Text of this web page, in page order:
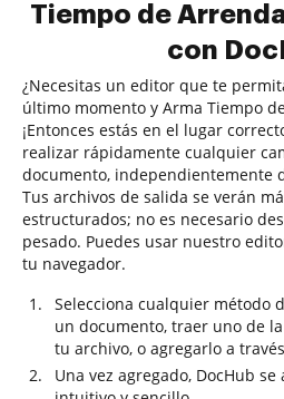
Tiempo de
con
¿Necesitas un editor que te
último momento y Arma Tiempo
¡Entonces estás en el lugar
realizar rápidamente cualquier
documento, independientemente
Tus archivos de salida se verán
estructurados; no es necesario
pesado. Puedes usar nuestro
tu navegador.
Selecciona cualquier método
un documento, traer uno de
tu archivo, o agregarlo a
Una vez agregado, DocHub